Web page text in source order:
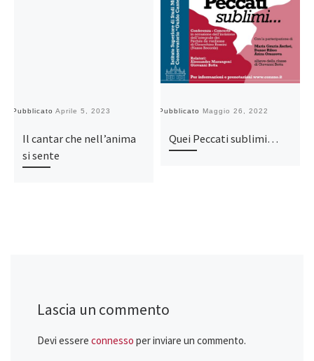
Pubblicato Aprile 5, 2023
Il cantar che nell’anima
si sente
Pubblicato Maggio 26, 2022
Quei Peccati sublimi…
Lascia un commento
Devi essere connesso per inviare un commento.